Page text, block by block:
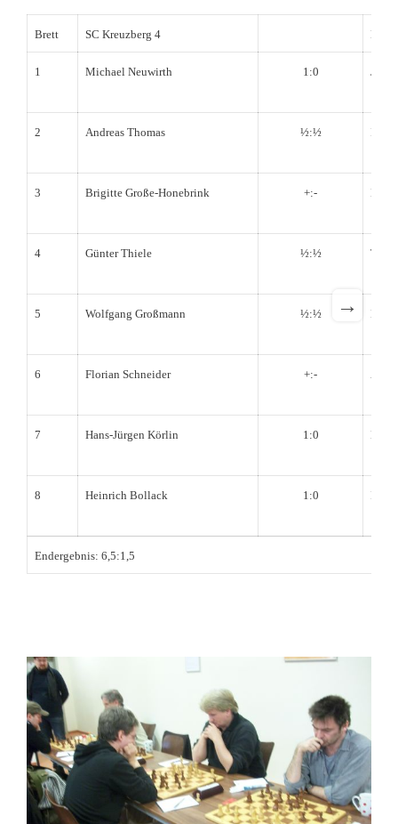
Brett SC Kreuzberg 4 BSV
1 Michael Neuwirth 1:0
2 Andreas Thomas ½:½ Ingo
3 Brigitte Große-Honebrink +:-
4 Günter Thiele ½:½
5 Wolfgang Großmann ½:½
6 Florian Schneider +:-
7 Hans-Jürgen Körlin 1:0
8 Heinrich Bollack 1:0 Ilja
Endergebnis: 6,5:1,5
→